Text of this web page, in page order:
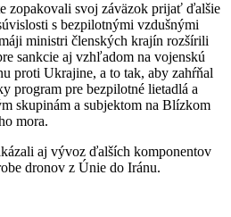
zopakovali svoj záväzok prijať ďalšie
s bezpilotnými vzdušnými
ministri členských krajín rozšírili
sankcie aj vzhľadom na vojenskú
proti Ukrajine, a to tak, aby zahŕňal
program pre bezpilotné lietadlá a
skupinám a subjektom na Blízkom
mora.
aj vývoz ďalších komponentov
dronov z Únie do Iránu.